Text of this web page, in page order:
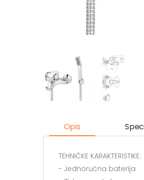
Opis
TEHNIČKE KARAKTERISTIKE:
- Jednoručna baterija